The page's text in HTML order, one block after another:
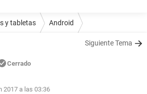
y tabletas Android
Siguiente Tema
Cerrado
2017 a las 03:36